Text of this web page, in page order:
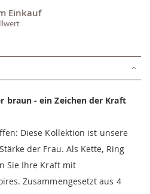
Einkauf
braun - ein Zeichen der Kraft
Diese Kollektion ist unsere
der Frau. Als Kette, Ring
Sie Ihre Kraft mit
Zusammengesetzt aus 4